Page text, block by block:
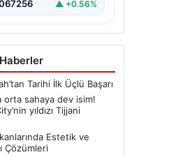
▲ +0.56%
Tarihi İlk Üçlü Başarı
orta sahaya dev isim!
yıldızı Tijjani
Estetik ve
Çözümleri